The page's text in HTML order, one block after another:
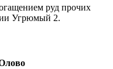
руд прочих
Угрюмый 2.